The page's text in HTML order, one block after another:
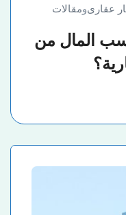
عقارىومقالات
المال من